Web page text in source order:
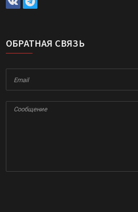
ОБРАТНАЯ СВЯЗЬ